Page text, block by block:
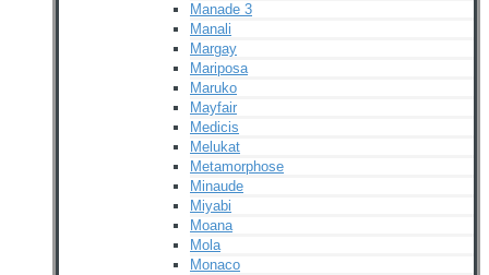
Manade 3
Manali
Margay
Mariposa
Maruko
Mayfair
Medicis
Melukat
Metamorphose
Minaude
Miyabi
Moana
Mola
Monaco